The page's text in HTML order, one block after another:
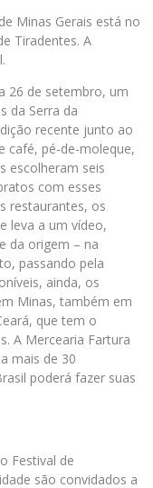
Minas Gerais está no
Tiradentes. A
26 de setembro, um
da Serra da
recente junto ao
café, pé-de-moleque,
escolheram seis
com esses
restaurantes, os
leva a um vídeo,
da origem – na
passando pela
ainda, os
Minas, também em
que tem o
A Mercearia Fartura
mais de 30
poderá fazer suas
Festival de
são convidados a